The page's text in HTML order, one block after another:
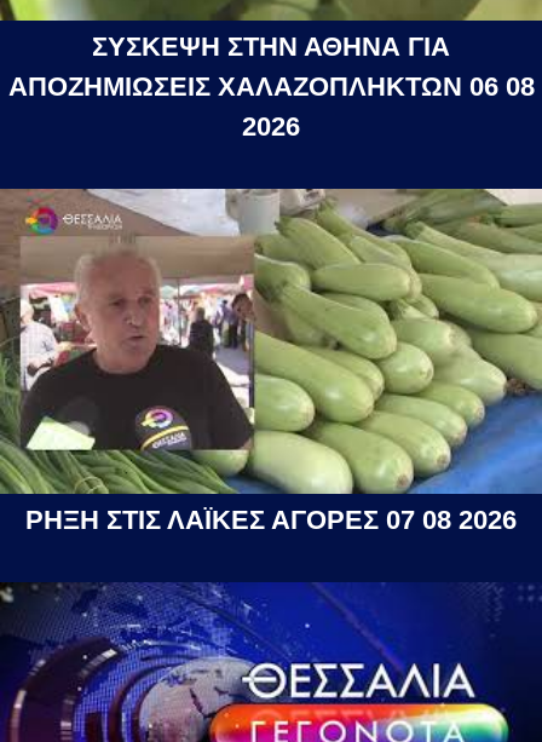
ΣΥΣΚΕΨΗ ΣΤΗΝ ΑΘΗΝΑ ΓΙΑ
ΑΠΟΖΗΜΙΩΣΕΙΣ ΧΑΛΑΖΟΠΛΗΚΤΩΝ 06 08
2026
ΡΗΞΗ ΣΤΙΣ ΛΑΪΚΕΣ ΑΓΟΡΕΣ 07 08 2026